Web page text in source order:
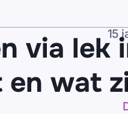
15
via
wat